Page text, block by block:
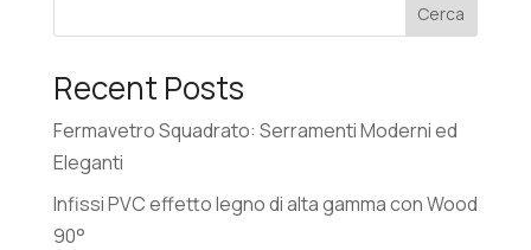
Cerca
Recent Posts
Fermavetro Squadrato: Serramenti Moderni ed
Eleganti
Infissi PVC effetto legno di alta gamma con Wood
90°